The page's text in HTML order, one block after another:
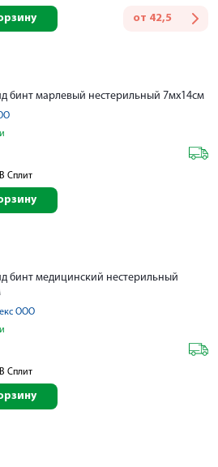
от 42,5
бинт марлевый нестерильный 7мх14см
В Сплит
бинт медицинский нестерильный
ООО
В Сплит